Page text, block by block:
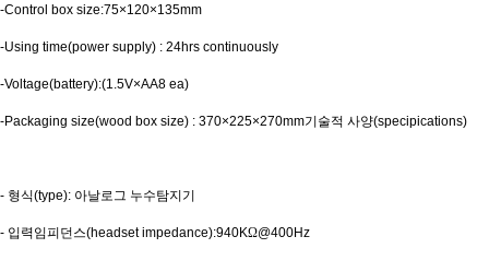
-Control box size:75×120×135mm
-Using time(power supply) : 24hrs continuously
-Voltage(battery):(1.5V×AA8 ea)
-Packaging size(wood box size) : 370×225×270mm기술적 사양(specipications)
- 형식(type): 아날로그 누수탐지기
- 입력임피던스(headset impedance):940KΩ@400Hz